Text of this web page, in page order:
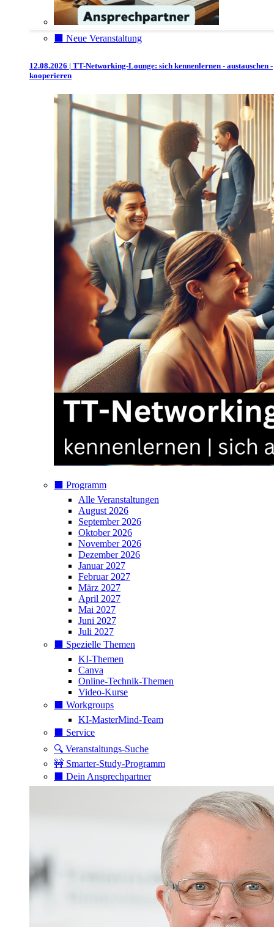
⬛️ Neue Veranstaltung
12.08.2026 | TT-Networking-Lounge: sich kennenlernen - austauschen -
kooperieren
⬛️ Programm
Alle Veranstaltungen
August 2026
September 2026
Oktober 2026
November 2026
Dezember 2026
Januar 2027
Februar 2027
März 2027
April 2027
Mai 2027
Juni 2027
Juli 2027
⬛️ Spezielle Themen
KI-Themen
Canva
Online-Technik-Themen
Video-Kurse
⬛️ Workgroups
KI-MasterMind-Team
⬛️ Service
🔍 Veranstaltungs-Suche
🚧 Smarter-Study-Programm
⬛️ Dein Ansprechpartner